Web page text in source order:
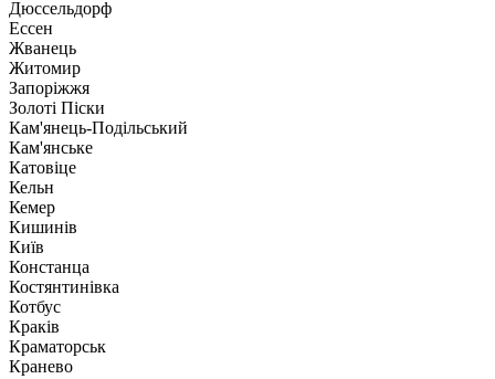
Дюссельдорф
Ессен
Жванець
Житомир
Запоріжжя
Золоті Піски
Кам'янець-Подільський
Кам'янське
Катовіце
Кельн
Кемер
Кишинів
Київ
Констанца
Костянтинівка
Котбус
Краків
Краматорськ
Кранево